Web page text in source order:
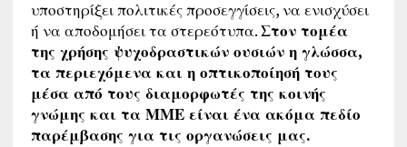
υποστηρίξει πολιτικές προσεγγίσεις, να ενισχύσει
ή να αποδομήσει τα στερεότυπα.Στον τομέα
της χρήσης ψυχοδραστικών ουσιών η γλώσσα,
τα περιεχόμενα και η οπτικοποίησή τους
μέσα από τους διαμορφωτές της κοινής
γνώμης και τα ΜΜΕ είναι ένα ακόμα πεδίο
παρέμβασης για τις οργανώσεις μας.